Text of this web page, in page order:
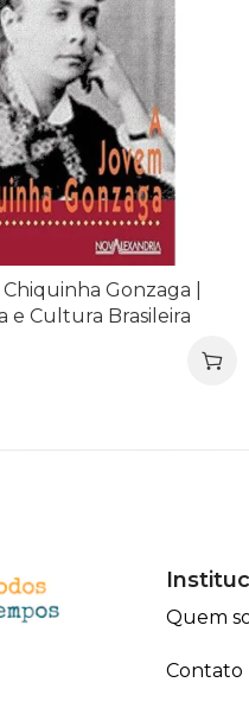
Gonzaga |
e Cultura Brasileira
Quem
Contato